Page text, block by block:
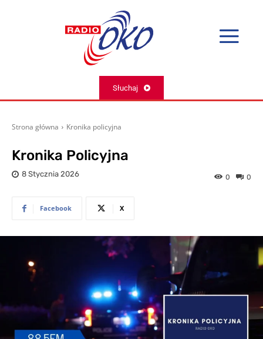
Słuchaj
Strona główna Kronika policyjna
Kronika Policyjna
8 Stycznia 2026 0
0
Facebook X